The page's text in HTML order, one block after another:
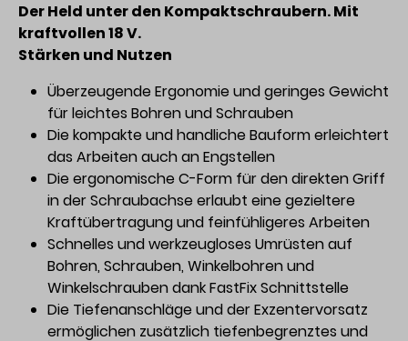
Der Held unter den Kompaktschraubern. Mit
kraftvollen 18 V.
Stärken und Nutzen
Überzeugende Ergonomie und geringes Gewicht
für leichtes Bohren und Schrauben
Die kompakte und handliche Bauform erleichtert
das Arbeiten auch an Engstellen
Die ergonomische C-Form für den direkten Griff
in der Schraubachse erlaubt eine gezieltere
Kraftübertragung und feinfühligeres Arbeiten
Schnelles und werkzeugloses Umrüsten auf
Bohren, Schrauben, Winkelbohren und
Winkelschrauben dank FastFix Schnittstelle
Die Tiefenanschläge und der Exzentervorsatz
ermöglichen zusätzlich tiefenbegrenztes und